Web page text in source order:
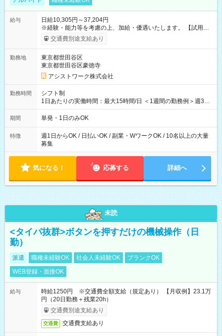
給与
日給10,305円～37,204円
※経験・能力等を考慮の上、加給・優遇いたします。 【試用期
間】試用期間なし
交通費別途支給あり
勤務地
東京都世田谷区
東京都世田谷区豪徳寺
アシストワーク株式会社
勤務時間
シフト制
1日あたりの実働時間：最大15時間/日 ＜1週間の勤務例＞週3回
勤務 勤務：月・水・金 休み：火・木・土・日 好きな時にお仕事
可能です！ ※1日あたりの最大実働時間は日勤、夜勤共に勤務し
期間 単発・1日のみOK
特徴
週1日からOK / 日払いOK / 副業・WワークOK / 10名以上の大量
募集
気になる！ 応募する 詳細へ
未読
<タイパ抜群>ボタンを押すだけの機械操作（日
勤）
派遣 職種未経験OK 社会人未経験OK
ブランクOK
WEB登録・面接OK
給与
時給1250円 ※交通費全額支給（規定あり） 【月収例】23.1万
円（20日勤務＋残業20h）
交通費別途支給あり
交通費 交通費支給あり